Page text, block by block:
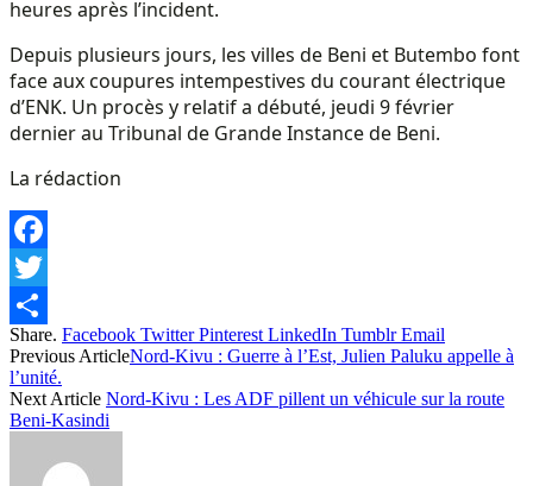
heures après l’incident.
Depuis plusieurs jours, les villes de Beni et Butembo font
face aux coupures intempestives du courant électrique
d’ENK. Un procès y relatif a débuté, jeudi 9 février
dernier au Tribunal de Grande Instance de Beni.
La rédaction
Facebook
Twitter
Share
Share. Facebook Twitter Pinterest LinkedIn Tumblr Email
Previous ArticleNord-Kivu : Guerre à l’Est, Julien Paluku appelle à
l’unité.
Next Article Nord-Kivu : Les ADF pillent un véhicule sur la route
Beni-Kasindi